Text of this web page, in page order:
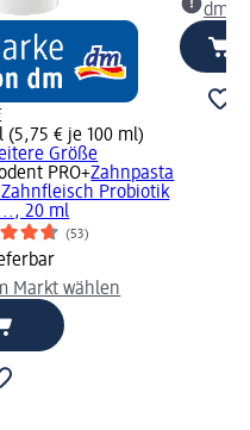
(5,75 € je 100 ml)
Größe
PRO+Zahnpasta
Zahnfleisch Probiotik
20 ml
(53)
Markt wählen
dm